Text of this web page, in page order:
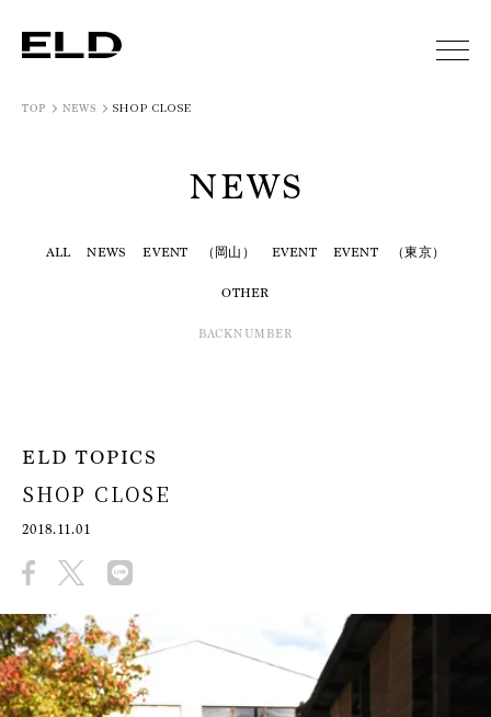
TOP NEWS SHOP CLOSE
NEWS
ALL NEWS EVENT （岡山） EVENT EVENT （東京）
OTHER
BACKNUMBER
ELD TOPICS
SHOP CLOSE
2018.11.01